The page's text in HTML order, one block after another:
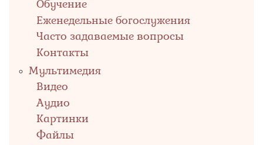
Обучение
Еженедельные богослужения
Часто задаваемые вопросы
Контакты
Мультимедия
Видео
Аудио
Картинки
Файлы